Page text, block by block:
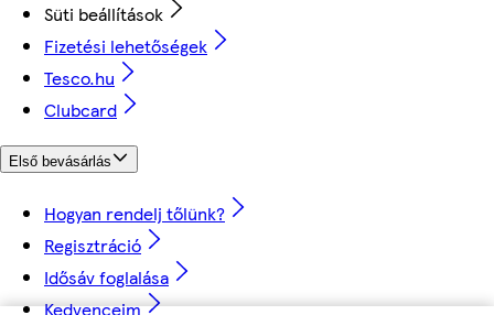
Süti beállítások
Fizetési lehetőségek
Tesco.hu
Clubcard
Első bevásárlás
Hogyan rendelj tőlünk?
Regisztráció
Idősáv foglalása
Kedvenceim